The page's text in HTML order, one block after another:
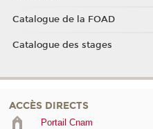
Catalogue de la FOAD
Catalogue des stages
ACCÈS DIRECTS
Portail Cnam